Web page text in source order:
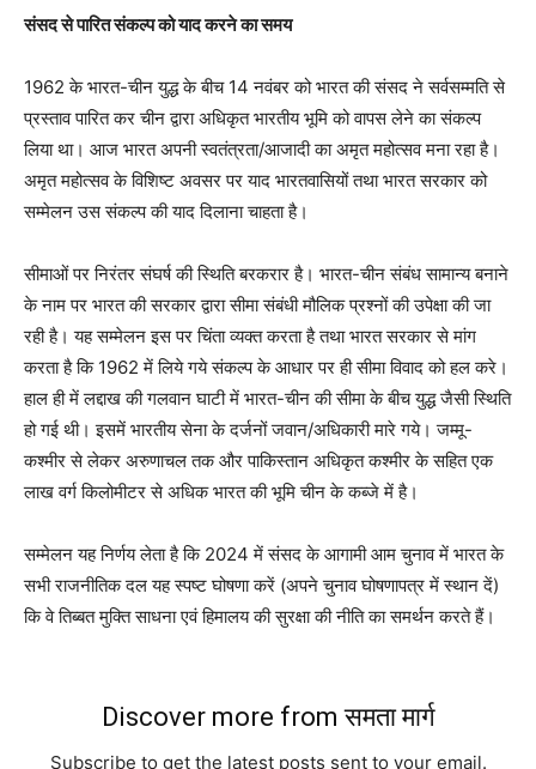
संसद से पारित संकल्प को याद करने का समय
1962 के भारत-चीन युद्ध के बीच 14 नवंबर को भारत की संसद ने सर्वसम्मति से
प्रस्ताव पारित कर चीन द्वारा अधिकृत भारतीय भूमि को वापस लेने का संकल्प
लिया था। आज भारत अपनी स्वतंत्रता/आजादी का अमृत महोत्सव मना रहा है।
अमृत महोत्सव के विशिष्ट अवसर पर याद भारतवासियों तथा भारत सरकार को
सम्मेलन उस संकल्प की याद दिलाना चाहता है।
सीमाओं पर निरंतर संघर्ष की स्थिति बरकरार है। भारत-चीन संबंध सामान्य बनाने
के नाम पर भारत की सरकार द्वारा सीमा संबंधी मौलिक प्रश्नों की उपेक्षा की जा
रही है। यह सम्मेलन इस पर चिंता व्यक्त करता है तथा भारत सरकार से मांग
करता है कि 1962 में लिये गये संकल्प के आधार पर ही सीमा विवाद को हल करे।
हाल ही में लद्दाख की गलवान घाटी में भारत-चीन की सीमा के बीच युद्ध जैसी स्थिति
हो गई थी। इसमें भारतीय सेना के दर्जनों जवान/अधिकारी मारे गये। जम्मू-
कश्मीर से लेकर अरुणाचल तक और पाकिस्तान अधिकृत कश्मीर के सहित एक
लाख वर्ग किलोमीटर से अधिक भारत की भूमि चीन के कब्जे में है।
सम्मेलन यह निर्णय लेता है कि 2024 में संसद के आगामी आम चुनाव में भारत के
सभी राजनीतिक दल यह स्पष्ट घोषणा करें (अपने चुनाव घोषणापत्र में स्थान दें)
कि वे तिब्बत मुक्ति साधना एवं हिमालय की सुरक्षा की नीति का समर्थन करते हैं।
Discover more from समता मार्ग
Subscribe to get the latest posts sent to your email.